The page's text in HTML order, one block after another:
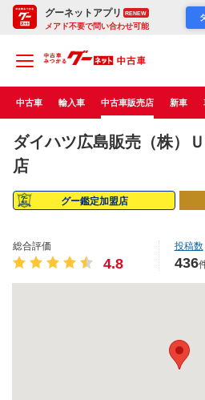
グーネットアプリ RENEW
メアド不要で問い合わせ可能
中古車 輸入車 中古車販売店 新車
ダイハツ広島販売（株）
店
グー鑑定加盟店
総合評価
4.8
投稿数
436